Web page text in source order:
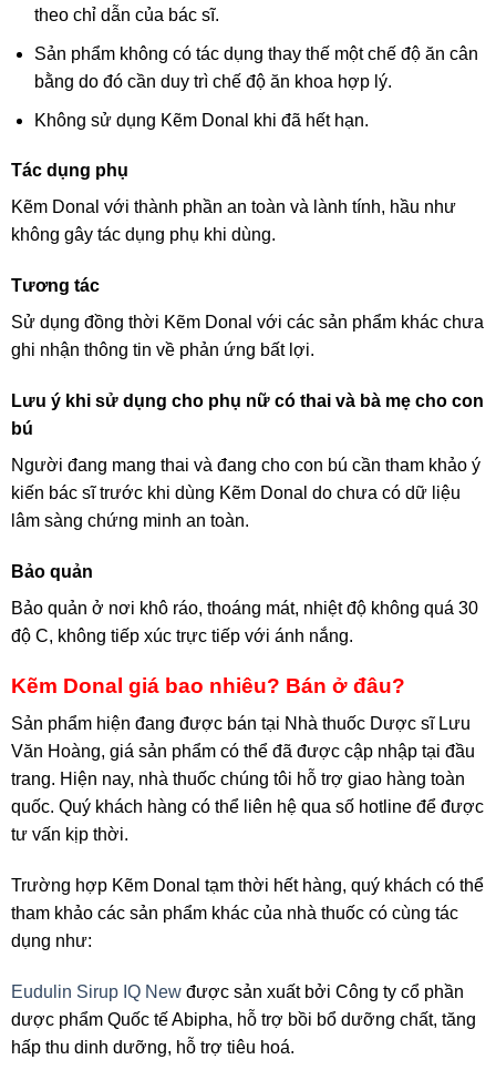
theo chỉ dẫn của bác sĩ.
Sản phẩm không có tác dụng thay thế một chế độ ăn cân
bằng do đó cần duy trì chế độ ăn khoa hợp lý.
Không sử dụng Kẽm Donal khi đã hết hạn.
Tác dụng phụ
Kẽm Donal với thành phần an toàn và lành tính, hầu như
không gây tác dụng phụ khi dùng.
Tương tác
Sử dụng đồng thời Kẽm Donal với các sản phẩm khác chưa
ghi nhận thông tin về phản ứng bất lợi.
Lưu ý khi sử dụng cho phụ nữ có thai và bà mẹ cho con
bú
Người đang mang thai và đang cho con bú cần tham khảo ý
kiến bác sĩ trước khi dùng Kẽm Donal do chưa có dữ liệu
lâm sàng chứng minh an toàn.
Bảo quản
Bảo quản ở nơi khô ráo, thoáng mát, nhiệt độ không quá 30
độ C, không tiếp xúc trực tiếp với ánh nắng.
Kẽm Donal giá bao nhiêu? Bán ở đâu?
Sản phẩm hiện đang được bán tại Nhà thuốc Dược sĩ Lưu
Văn Hoàng, giá sản phẩm có thể đã được cập nhập tại đầu
trang. Hiện nay, nhà thuốc chúng tôi hỗ trợ giao hàng toàn
quốc. Quý khách hàng có thể liên hệ qua số hotline để được
tư vấn kịp thời.
Trường hợp Kẽm Donal tạm thời hết hàng, quý khách có thể
tham khảo các sản phẩm khác của nhà thuốc có cùng tác
dụng như:
Eudulin Sirup IQ New được sản xuất bởi Công ty cổ phần
dược phẩm Quốc tế Abipha, hỗ trợ bồi bổ dưỡng chất, tăng
hấp thu dinh dưỡng, hỗ trợ tiêu hoá.